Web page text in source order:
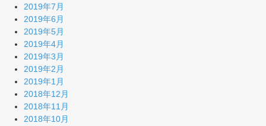
2019年7月
2019年6月
2019年5月
2019年4月
2019年3月
2019年2月
2019年1月
2018年12月
2018年11月
2018年10月